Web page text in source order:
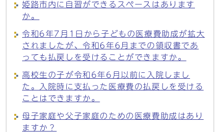
姫路市内に自習ができるスペースはあります
か。
令和6年7月1日から子どもの医療費助成が拡大
されましたが、令和6年6月までの領収書であ
っても払戻しを受けることができますか。
高校生の子が令和6年6月以前に入院しまし
た。入院時に支払った医療費の払戻しを受ける
ことはできますか。
母子家庭や父子家庭のための医療費助成はあり
ますか？